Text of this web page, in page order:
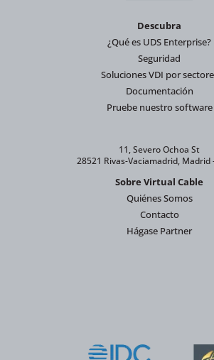
Descubra
¿Qué es UDS Enterprise?
Seguridad
Soluciones VDI por
Documentación
Pruebe nuestro software
11, Severo Ochoa St
28521 Rivas-Vaciamadrid, Madrid
Sobre Virtual Cable
Quiénes Somos
Contacto
Hágase Partner